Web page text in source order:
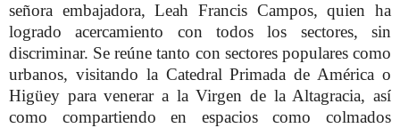
señora embajadora, Leah Francis Campos, quien ha
logrado acercamiento con todos los sectores, sin
discriminar. Se reúne tanto con sectores populares como
urbanos, visitando la Catedral Primada de América o
Higüey para venerar a la Virgen de la Altagracia, así
como compartiendo en espacios como colmados